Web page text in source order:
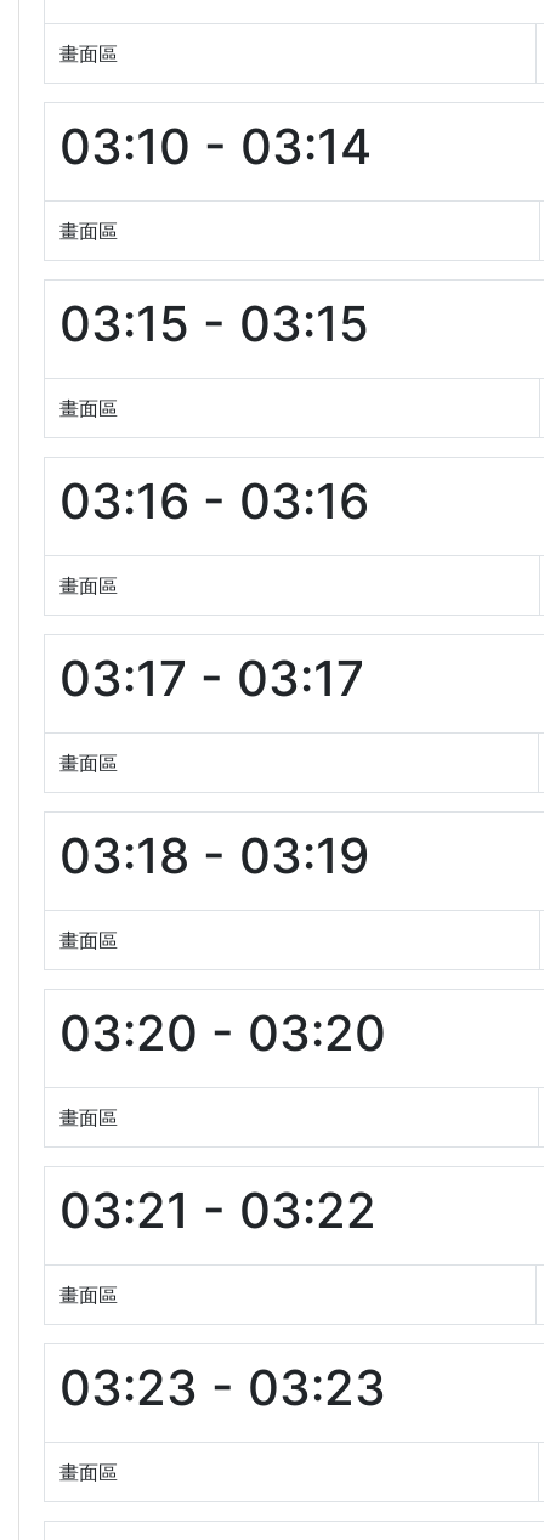
畫面區
03:10 - 03:14
畫面區
03:15 - 03:15
畫面區
03:16 - 03:16
畫面區
03:17 - 03:17
畫面區
03:18 - 03:19
畫面區
03:20 - 03:20
畫面區
03:21 - 03:22
畫面區
03:23 - 03:23
畫面區